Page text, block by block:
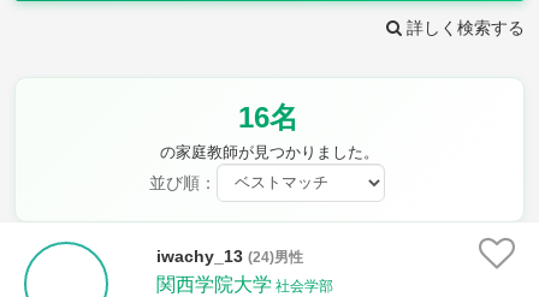
詳しく検索する
16名
の家庭教師が見つかりました。
並び順：
iwachy_13 (24)男性
関西学院大学 社会学部
教科
理科
保健・体育 図画工作 書写
時給：¥1,000 ～ ¥10,000